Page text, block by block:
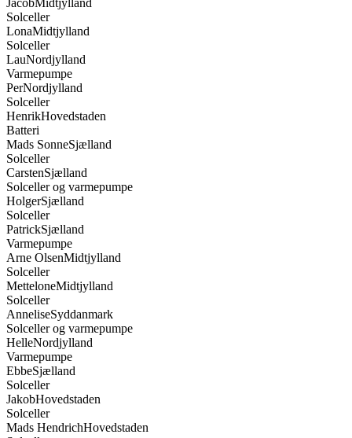
Solceller
LauNordjylland
Varmepumpe
PerNordjylland
Solceller
HenrikHovedstaden
Batteri
Mads SonneSjælland
Solceller
CarstenSjælland
Solceller og varmepumpe
HolgerSjælland
Solceller
PatrickSjælland
Varmepumpe
Arne OlsenMidtjylland
Solceller
MetteloneMidtjylland
Solceller
AnneliseSyddanmark
Solceller og varmepumpe
HelleNordjylland
Varmepumpe
EbbeSjælland
Solceller
JakobHovedstaden
Solceller
Mads HendrichHovedstaden
Solceller og varmepumpe
KimSyddanmark